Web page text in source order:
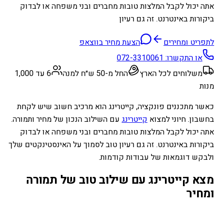
אתה יכול לקבל המלצות טובות מחברים ובני משפחה או לבדוק
ביקורות באינטרנט. זה גם רעיון
לתפריט ומחירים
הצעת מחיר בווצאפ
או התקשרו:072-3310061
משלוחים לכל הארץ
החל מ-50 ש״ח למנה
6 עד 1,000
מנות
כאשר מתכננים פונקציה, קייטרינג הוא מרכיב חשוב שיש לקחת
בחשבון. חיוני למצוא קייטרינג עם השילוב הנכון של מחיר ותמורה.
אתה יכול לקבל המלצות טובות מחברים ובני משפחה או לבדוק
ביקורות באינטרנט. זה גם רעיון טוב לסמוך על האינסטינקטים שלך
ולבקש דוגמאות של עבודות קודמות.
מצא קייטרינג עם שילוב טוב של תמורה
ומחיר